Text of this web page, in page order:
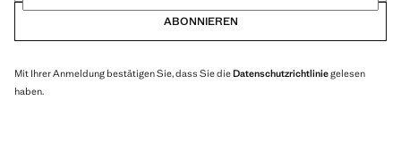
ABONNIEREN
Mit Ihrer Anmeldung bestätigen Sie, dass Sie dieDatenschutzrichtliniegelesen
haben.